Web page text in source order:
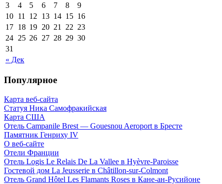
« Дек
3
4 5 6 7 8
9
10 11 12 13 14 15 16
17 18 19 20 21 22 23
24 25 26 27 28 29 30
31
Популярное
Карта веб-сайта
Статуя Ника Самофракийская
Карта США
Отель Campanile Brest — Gouesnou Aeroport в Бресте
Памятник Генриху IV
О веб-сайте
Отели Франции
Отель Logis Le Relais De La Vallee в Hyèvre-Paroisse
Гостевой дом La Jeusserie в Châtillon-sur-Colmont
Отель Grand Hôtel Les Flamants Roses в Кане-ан-Русийоне